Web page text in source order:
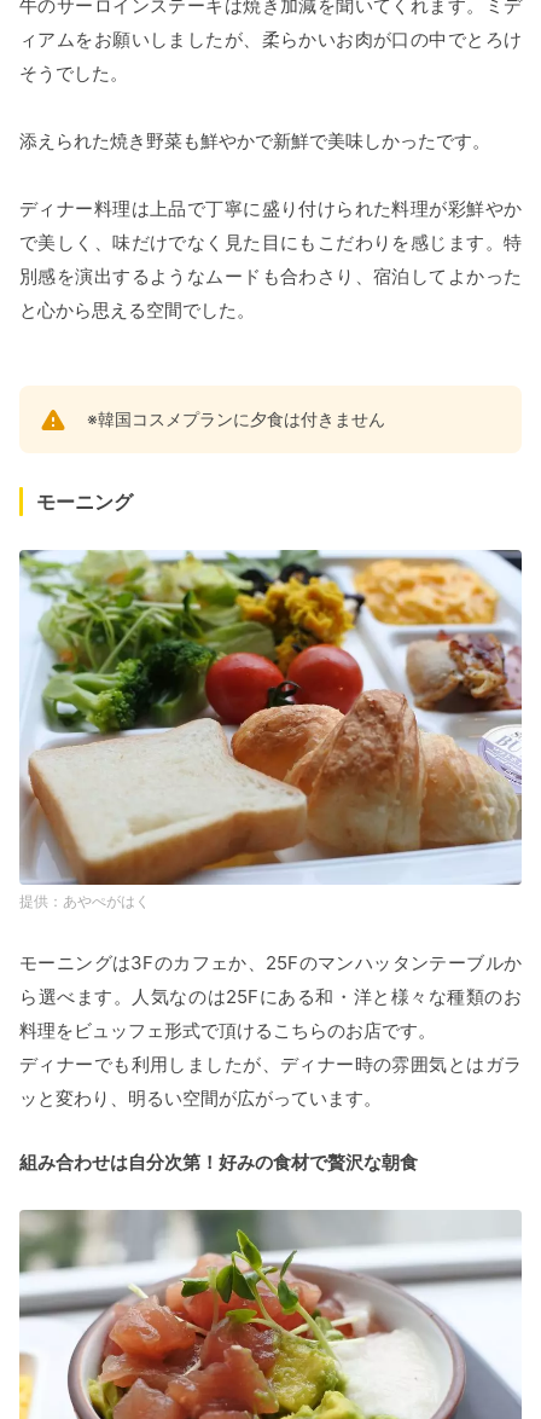
牛のサーロインステーキは焼き加減を聞いてくれます。ミデ
ィアムをお願いしましたが、柔らかいお肉が口の中でとろけ
そうでした。
添えられた焼き野菜も鮮やかで新鮮で美味しかったです。
ディナー料理は上品で丁寧に盛り付けられた料理が彩鮮やか
で美しく、味だけでなく見た目にもこだわりを感じます。特
別感を演出するようなムードも合わさり、宿泊してよかった
と心から思える空間でした。
※韓国コスメプランに夕食は付きません
モーニング
あやぺがはく
モーニングは3Fのカフェか、25Fのマンハッタンテーブルか
ら選べます。人気なのは25Fにある和・洋と様々な種類のお
料理をビュッフェ形式で頂けるこちらのお店です。
ディナーでも利用しましたが、ディナー時の雰囲気とはガラ
ッと変わり、明るい空間が広がっています。
組み合わせは自分次第！好みの食材で贅沢な朝食